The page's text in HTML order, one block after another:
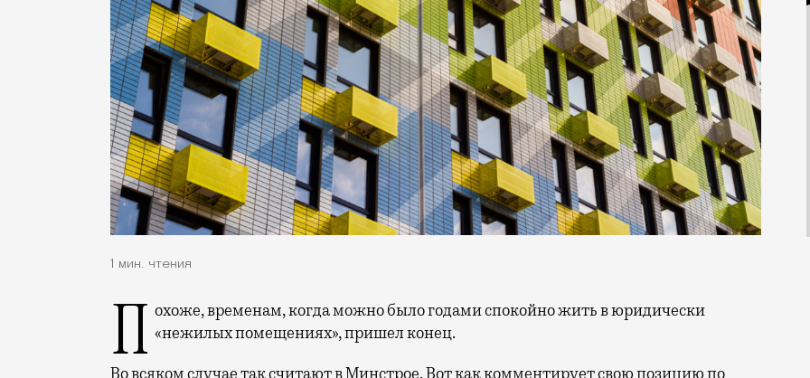
1 мин. чтения
Похоже, временам, когда можно было годами спокойно жить в юридически «нежилых помещениях», пришел конец.
Во всяком случае так считают в Минстрое. Вот как комментирует свою позицию по